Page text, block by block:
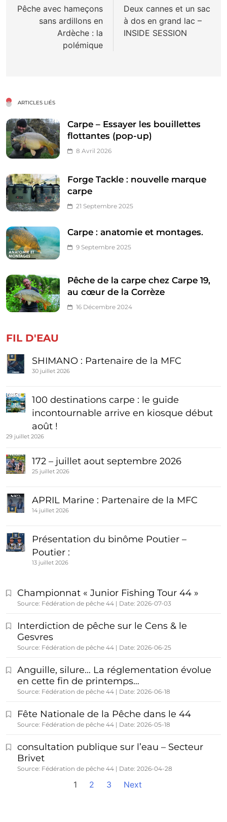
de
l’article
Pêche avec hameçons
sans ardillons en
Ardèche : la
polémique
Deux cannes et un sac
à dos en grand lac –
INSIDE SESSION
ARTICLES LIÉS
Carpe – Essayer les bouillettes
flottantes (pop-up)
8 Avril 2026
Forge Tackle : nouvelle marque
carpe
21 Septembre 2025
Carpe : anatomie et montages.
9 Septembre 2025
Pêche de la carpe chez Carpe 19,
au cœur de la Corrèze
16 Décembre 2024
FIL D'EAU
SHIMANO : Partenaire de la MFC
30 juillet 2026
100 destinations carpe : le guide
incontournable arrive en kiosque début
août !
29 juillet 2026
172 – juillet aout septembre 2026
25 juillet 2026
APRIL Marine : Partenaire de la MFC
14 juillet 2026
Présentation du binôme Poutier –
Poutier :
13 juillet 2026
Championnat « Junior Fishing Tour 44 »
Source: Fédération de pêche 44 Date: 2026-07-03
Interdiction de pêche sur le Cens & le
Gesvres
Source: Fédération de pêche 44 Date: 2026-06-25
Anguille, silure… La réglementation évolue
en cette fin de printemps…
Source: Fédération de pêche 44 Date: 2026-06-18
Fête Nationale de la Pêche dans le 44
Source: Fédération de pêche 44 Date: 2026-05-18
consultation publique sur l’eau – Secteur
Brivet
Source: Fédération de pêche 44 Date: 2026-04-28
1 2 3 Next